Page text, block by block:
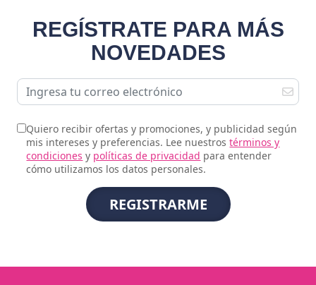
REGÍSTRATE PARA MÁS
NOVEDADES
Quiero recibir ofertas y promociones, y publicidad según
mis intereses y preferencias. Lee nuestrostérminos y
condiciones y políticas de privacidad para entender
cómo utilizamos los datos personales.